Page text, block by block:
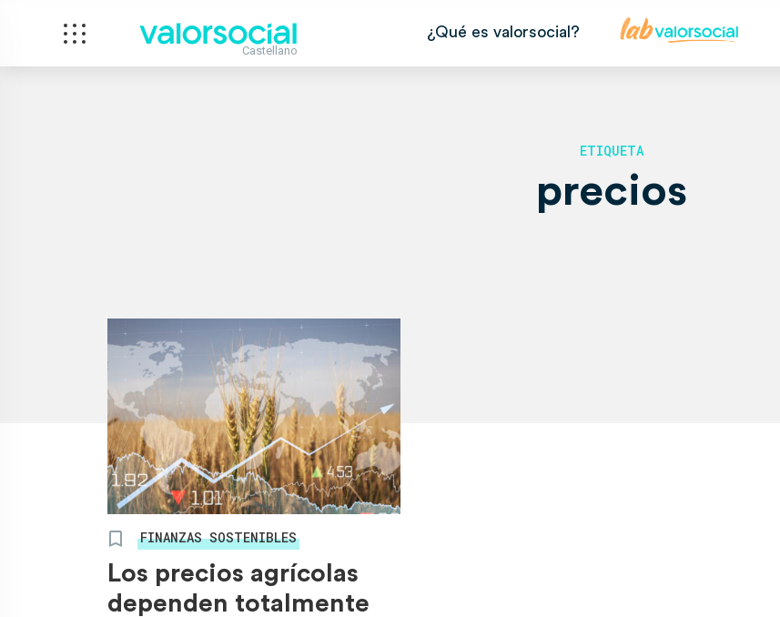
Castellano
¿Qué es valorsocial?
ETIQUETA
precios
FINANZAS SOSTENIBLES
Los precios agrícolas
dependen totalmente